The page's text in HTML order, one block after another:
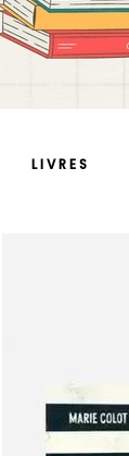
LIVRES